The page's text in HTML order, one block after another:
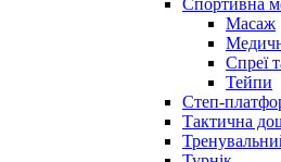
Спортивна
Масаж
Спреї
Тейпи
Степ-
Тактична